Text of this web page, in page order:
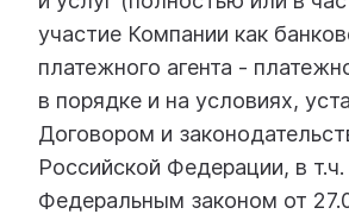
участие Компании как
платежного агента -
в порядке и на условиях,
Договором и
Российской Федерации, в т.ч.
Федеральным законом от